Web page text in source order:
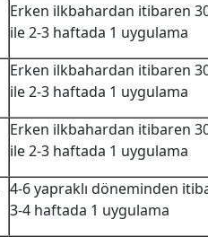
Erken ilkbahardan itibaren
ile 2-3 haftada 1 uygulama
Erken ilkbahardan itibaren
ile 2-3 haftada 1 uygulama
Erken ilkbahardan itibaren
ile 2-3 haftada 1 uygulama
4-6 yapraklı döneminden
3-4 haftada 1 uygulama